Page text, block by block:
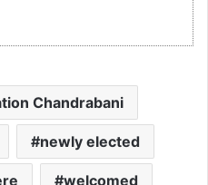
Chandrabani
newly elected
welcomed